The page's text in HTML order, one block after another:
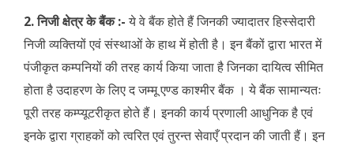
2. निजी क्षेत्र के बैंक :-ये वे बैंक होते हैं जिनकी ज्यादातर हिस्सेदारी
निजी व्यक्तियों एवं संस्थाओं के हाथ में होती है। इन बैंकों द्वारा भारत में
पंजीकृत कम्पनियों की तरह कार्य किया जाता है जिनका दायित्व सीमित
होता है उदाहरण के लिए द जम्मू एण्ड काश्मीर बैंक । ये बैंक सामान्यतः
पूरी तरह कम्प्यूटरीकृत होते हैं। इनकी कार्य प्रणाली आधुनिक है एवं
इनके द्वारा ग्राहकों को त्वरित एवं तुरन्त सेवाएँ प्रदान की जाती हैं। इन